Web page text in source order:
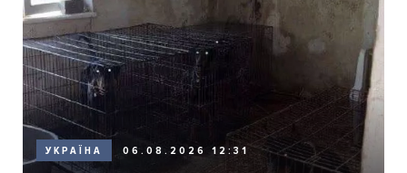
УКРАЇНА 06.08.2026 12:31